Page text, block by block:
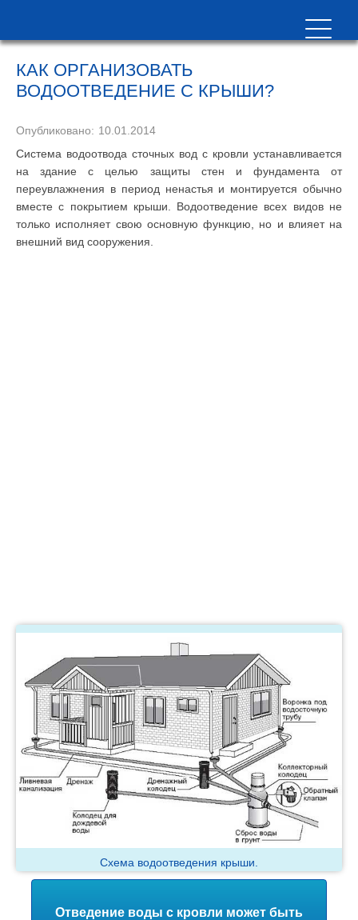
КАК ОРГАНИЗОВАТЬ
ВОДООТВЕДЕНИЕ С КРЫШИ?
Опубликовано: 10.01.2014
Система водоотвода сточных вод с кровли устанавливается
на здание с целью защиты стен и фундамента от
переувлажнения в период ненастья и монтируется обычно
вместе с покрытием крыши. Водоотведение всех видов не
только исполняет свою основную функцию, но и влияет на
внешний вид сооружения.
Схема водоотведения крыши.
Отведение воды с кровли может быть